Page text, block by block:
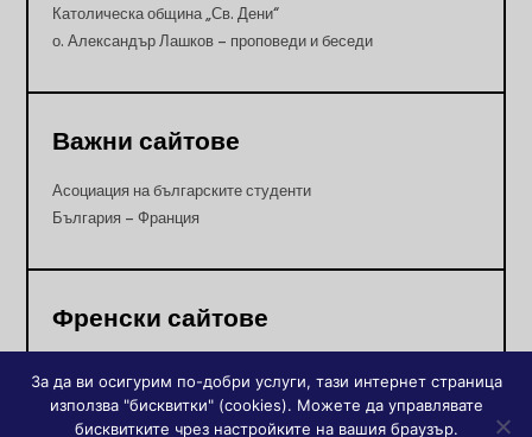
Католическа община „Св. Дени“
о. Александър Лашков – проповеди и беседи
Важни сайтове
Асоциация на българските студенти
България – Франция
Френски сайтове
Асоциация „Диалог между православни”
Православната църква днес
За да ви осигурим по-добри услуги, тази интернет страница
използва "бисквитки" (cookies). Можете да управлявате
бисквитките чрез настройките на вашия браузър.